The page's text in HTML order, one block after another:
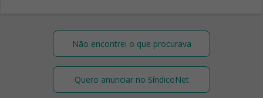
Não encontrei o que procurava
Quero anunciar no SíndicoNet